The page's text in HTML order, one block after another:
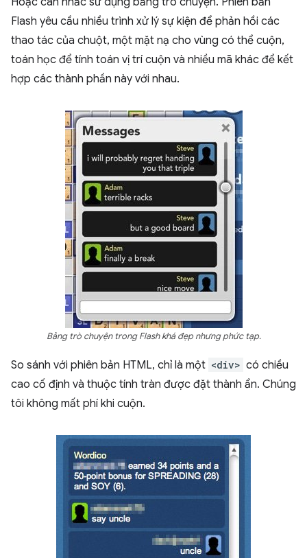
Flash yêu cầu nhiều trình xử lý sự kiện để phản hồi các
thao tác của chuột, một mặt nạ cho vùng có thể cuộn,
toán học để tính toán vị trí cuộn và nhiều mã khác để kết
hợp các thành phần này với nhau.
Bảng trò chuyện trong Flash khá đẹp nhưng phức tạp.
So sánh với phiên bản HTML, chỉ là một <div> có chiều
cao cố định và thuộc tính tràn được đặt thành ẩn. Chúng
tôi không mất phí khi cuộn.